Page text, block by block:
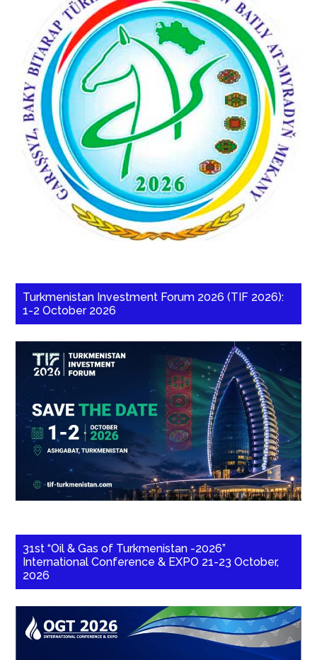
Turkmenistan Investment Forum 2026 (TIF 2026):
1-2 October 2026
31st “Oil & Gas of Turkmenistan -2026”
International Conference & EXPO 21-23 October,
2026